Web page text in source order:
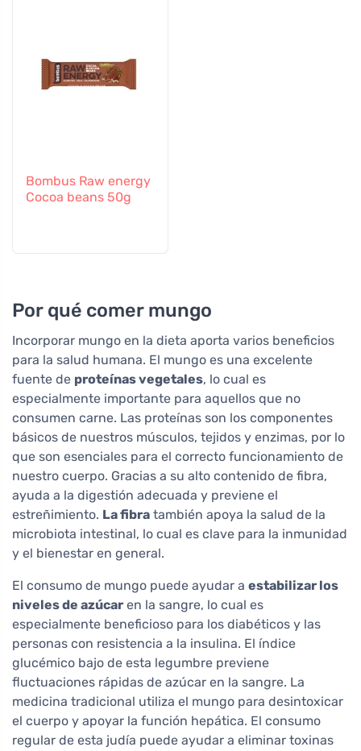
Bombus Raw energy
Cocoa beans 50g
Por qué comer mungo
Incorporar mungo en la dieta aporta varios beneficios
para la salud humana. El mungo es una excelente
fuente de proteínas vegetales, lo cual es
especialmente importante para aquellos que no
consumen carne. Las proteínas son los componentes
básicos de nuestros músculos, tejidos y enzimas, por lo
que son esenciales para el correcto funcionamiento de
nuestro cuerpo. Gracias a su alto contenido de fibra,
ayuda a la digestión adecuada y previene el
estreñimiento. La fibra también apoya la salud de la
microbiota intestinal, lo cual es clave para la inmunidad
y el bienestar en general.
El consumo de mungo puede ayudar a estabilizar los
niveles de azúcar en la sangre, lo cual es
especialmente beneficioso para los diabéticos y las
personas con resistencia a la insulina. El índice
glucémico bajo de esta legumbre previene
fluctuaciones rápidas de azúcar en la sangre. La
medicina tradicional utiliza el mungo para desintoxicar
el cuerpo y apoyar la función hepática. El consumo
regular de esta judía puede ayudar a eliminar toxinas